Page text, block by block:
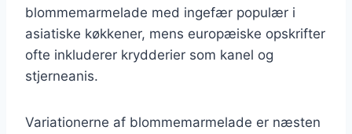
blommemarmelade med ingefær populær i
asiatiske køkkener, mens europæiske opskrifter
ofte inkluderer krydderier som kanel og
stjerneanis.
Variationerne af blommemarmelade er næsten